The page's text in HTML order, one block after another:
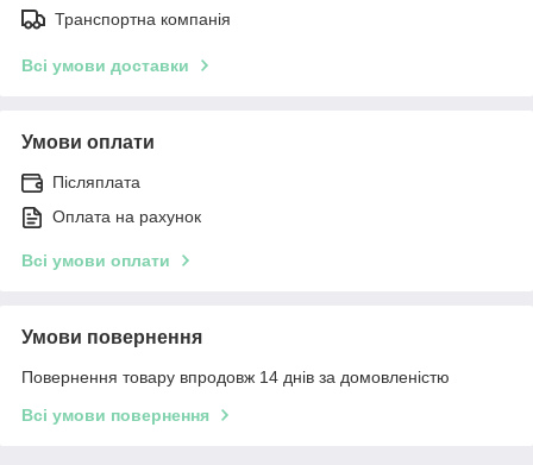
Транспортна компанія
Всі умови доставки
Умови оплати
Післяплата
Оплата на рахунок
Всі умови оплати
Умови повернення
Повернення товару впродовж 14 днів за домовленістю
Всі умови повернення